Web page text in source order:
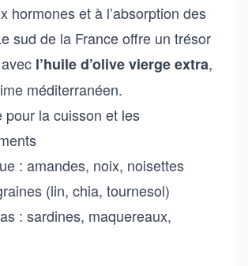
hormones et à l’absorption des
sud de la France offre un trésor
l’huile d’olive vierge extra,
méditerranéen.
pour la cuisson et les
: amandes, noix, noisettes
(lin, chia, tournesol)
: sardines, maquereaux,